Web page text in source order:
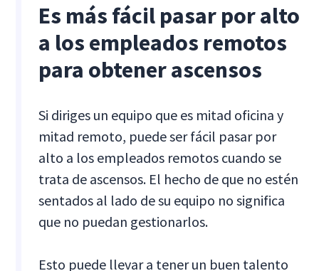
Es más fácil pasar por alto
a los empleados remotos
para obtener ascensos
Si diriges un equipo que es mitad oficina y
mitad remoto, puede ser fácil pasar por
alto a los empleados remotos cuando se
trata de ascensos. El hecho de que no estén
sentados al lado de su equipo no significa
que no puedan gestionarlos.
Esto puede llevar a tener un buen talento